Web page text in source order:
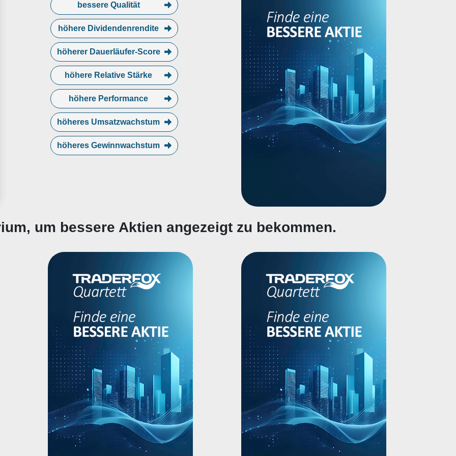
bessere Qualität
höhere Dividendenrendite
höherer Dauerläufer-Score
höhere Relative Stärke
höhere Performance
höheres Umsatzwachstum
höheres Gewinnwachstum
um bessere Aktien angezeigt zu bekommen.